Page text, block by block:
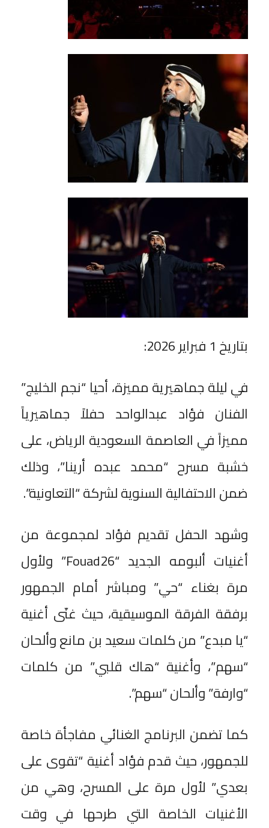
بتاريخ 1 فبراير 2026:
في ليلة جماهيرية مميزة، أحيا “نجم الخليج”
الفنان فؤاد عبدالواحد حفلاً جماهيرياً
مميزاً في العاصمة السعودية الرياض، على
خشبة مسرح “محمد عبده أرينا”، وذلك
ضمن الاحتفالية السنوية لشركة “التعاونية”.
وشهد الحفل تقديم فؤاد لمجموعة من
أغنيات ألبومه الجديد “Fouad26” ولأول
مرة بغناء “حي” ومباشر أمام الجمهور
برفقة الفرقة الموسيقية، حيث غنّى أغنية
“يا مبدع” من كلمات سعيد بن مانع وألحان
“سهم”، وأغنية “هاك قلبي” من كلمات
“وارفة” وألحان “سهم”.
كما تضمن البرنامج الغنائي مفاجأة خاصة
للجمهور، حيث قدم فؤاد أغنية “تقوى على
بعدي” لأول مرة على المسرح، وهي من
الأغنيات الخاصة التي طرحها في وقت